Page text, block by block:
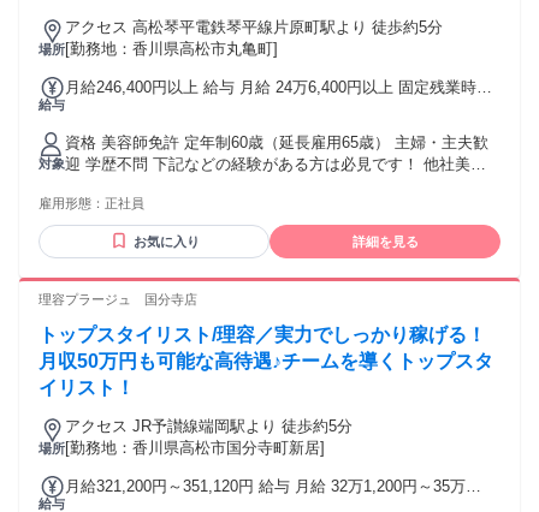
場所
アクセス 高松琴平電鉄琴平線片原町駅より 徒歩約5分
[勤務地：香川県高松市丸亀町]
給与
月給246,400円以上 給与 月給 24万6,400円以上 固定残業時間
24万6,400円以上（研修期間 6 ヶ月） 研修中 固定残業時間
（トータル） 44時間/月 研修中 残業代 6万1,600円以上 固定
時間外手当（44h分）61,600円以上含む。超過分別途支給。
※給与は経験・能力により異なる ※上記給与は22日出勤の給
対象
資格 美容師免許 定年制60歳（延長雇用65歳） 主婦・主夫歓
迎 学歴不問 下記などの経験がある方は必見です！ 他社美容
ンなどでの美容師 スタイリスト、ヘアセット、ヘッドスパな
どの経験
雇用形態： 正社員
お気に入り 詳細を見る
理容プラージュ 国分寺店
トップスタイリスト/理容／実力でしっかり稼げる！
月収50万円も可能な高待遇♪チームを導くトップスタ
イリスト！
場所
アクセス JR予讃線端岡駅より 徒歩約5分
[勤務地：香川県高松市国分寺町新居]
給与
月給321,200円～351,120円 給与 月給 32万1,200円～35万